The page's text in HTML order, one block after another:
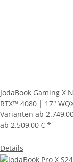
JodaBook Gaming X
RTX™ 4080 | 17"
Varianten ab
ab 2.509,00 € *
Details